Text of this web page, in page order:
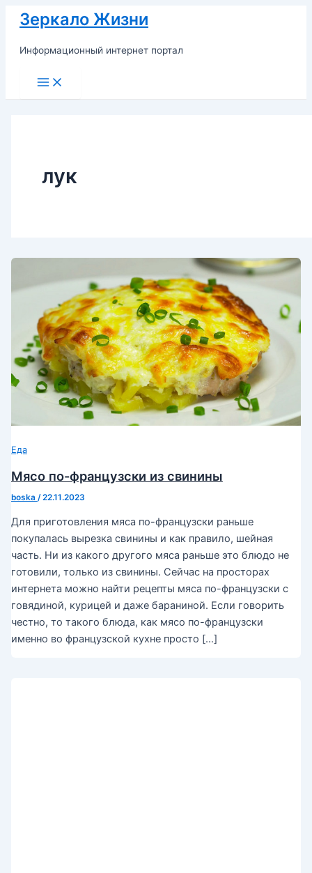
Перейти
содержимому
Зеркало Жизни
Информационный интернет портал
Main
Menu
лук
Еда
Мясо по-французски из свинины
boska /22.11.2023
Для приготовления мяса по-французски раньше
покупалась вырезка свинины и как правило, шейная
часть. Ни из какого другого мяса раньше это блюдо не
готовили, только из свинины. Сейчас на просторах
интернета можно найти рецепты мяса по-французски с
говядиной, курицей и даже бараниной. Если говорить
честно, то такого блюда, как мясо по-французски
именно во французской кухне просто […]